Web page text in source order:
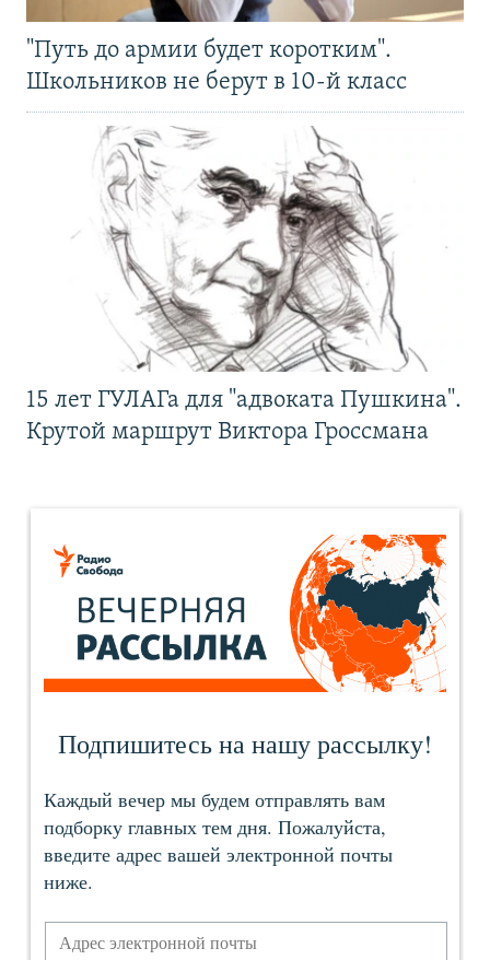
"Путь до армии будет коротким".
Школьников не берут в 10-й класс
15 лет ГУЛАГа для "адвоката Пушкина".
Крутой маршрут Виктора Гроссмана